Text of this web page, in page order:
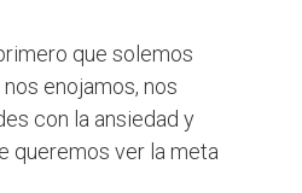
que solemos
enojamos, nos
con la ansiedad y
queremos ver la meta